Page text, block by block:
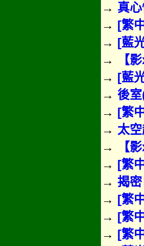
→ 真
→ [繁
→ [藍
→
【
→ [藍
→ 後
→ [繁
→ 太
→
【
→ [繁
→ 揭
→ [繁
→ [繁
→ [繁